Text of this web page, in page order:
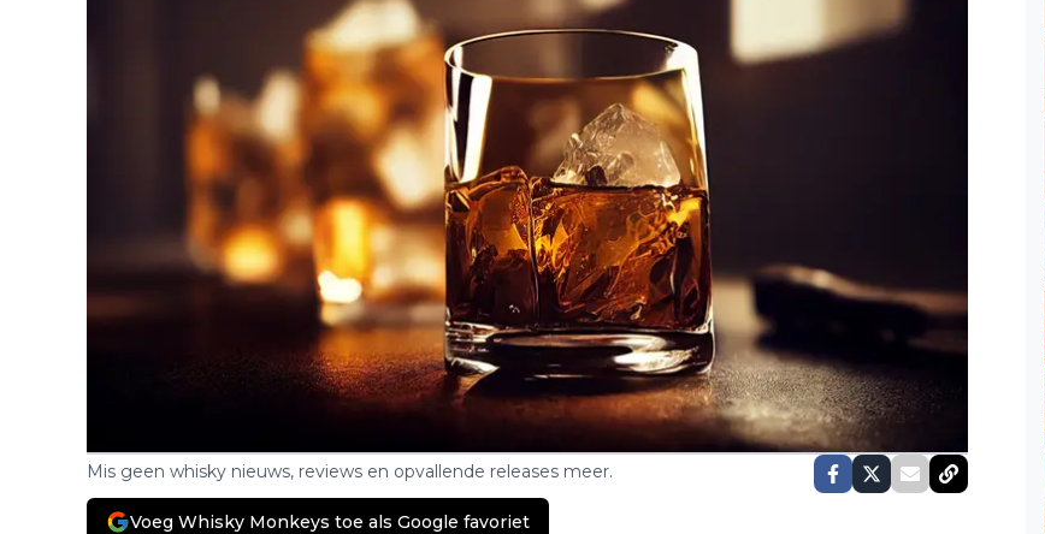
Mis geen whisky nieuws, reviews en opvallende releases meer.
Voeg Whisky Monkeys toe als Google favoriet